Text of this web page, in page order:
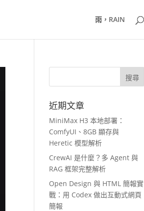
雨，RAIN
近期文章
MiniMax H3 本地部署：
ComfyUI、8GB 顯存與
Heretic 模型解析
CrewAI 是什麼？多 Agent 與
RAG 框架完整解析
Open Design 與 HTML 簡報實
戰：用 Codex 做出互動式網頁
簡報